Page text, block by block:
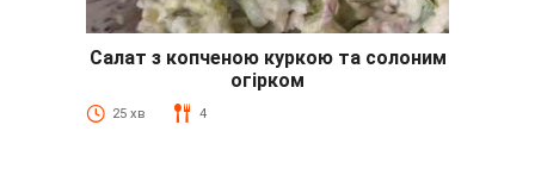
Салат з копченою куркою та солоним
огірком
25 хв 4